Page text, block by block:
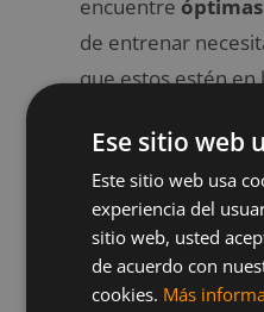
encuentre
de entrenar
que estos estén en
Realizar un
expertos indican
precalentamiento
ejercitarse para
cuando se trata de
Ese sitio web
Este sitio web usa
experiencia del
sitio web, usted
de acuerdo con
cookies. Más